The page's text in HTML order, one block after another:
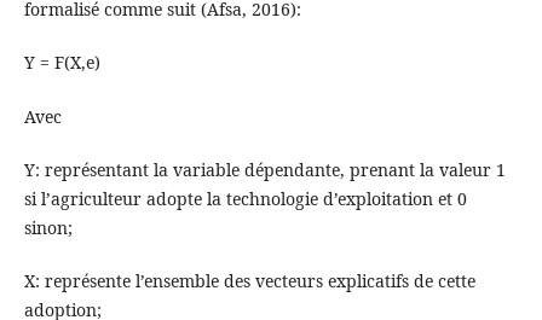
formalisé comme suit (Afsa, 2016):
Y = F(X,e)
Avec
Y: représentant la variable dépendante, prenant la valeur 1
si l’agriculteur adopte la technologie d’exploitation et 0
sinon;
X: représente l’ensemble des vecteurs explicatifs de cette
adoption;